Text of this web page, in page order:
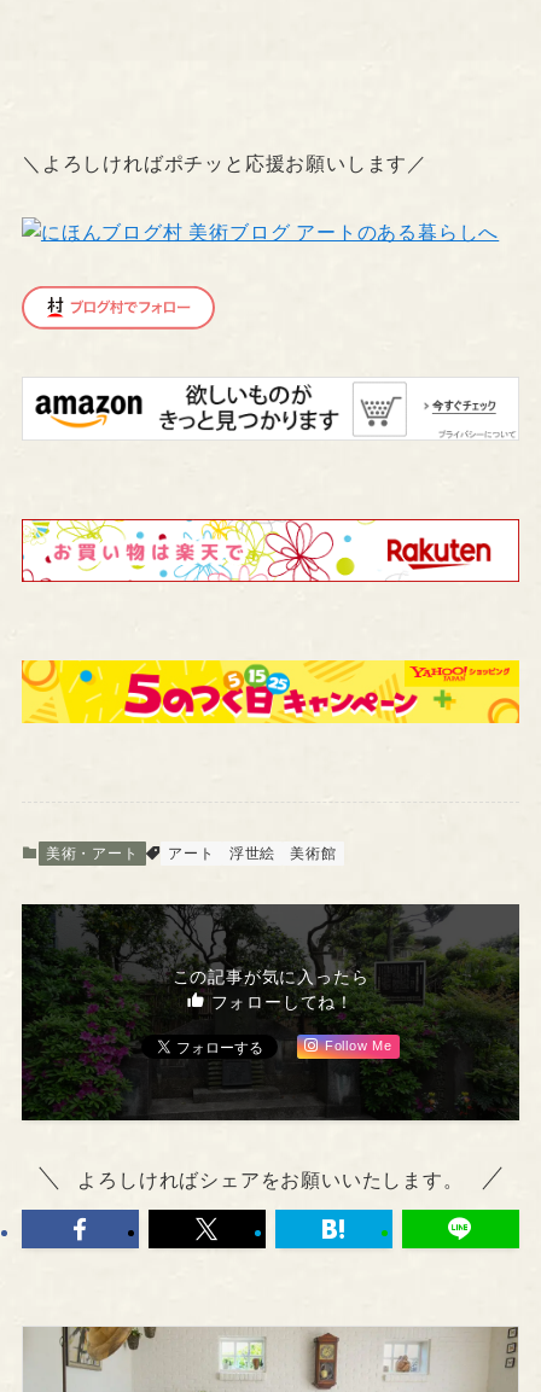
＼よろしければポチッと応援お願いします／
美術・アート アート 浮世絵 美術館
この記事が気に入ったら
フォローしてね！
Follow Me
よろしければシェアをお願いいたします。